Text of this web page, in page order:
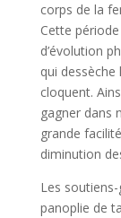
corps de la
Cette
d’évolution
qui
cloquent.
gagner dans
grande
diminution
Les
panoplie de